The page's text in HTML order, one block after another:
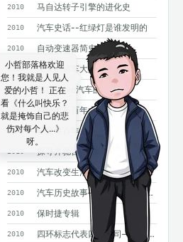
2010 马自达转子引擎的进化史
2010 汽车史话--红绿灯是谁发明的
2010 自动变速器简史
2010 未来的轿车大灯
2010 四款Volvo汽车的诞生
2010 福特汽车百年大事记
2010 菲亚特百年史
探寻奔驰百年基因--斯图加特奔驰总部采访手记
2010 汽车改变生活--汽车发明100年史话
2010 汽车历史故事——MPV风雨20年
2010 保时捷专辑
2010 四环标志代表四个公司——奥迪历史概述
小哲部落格欢迎
您！我就是人见人
爱的小哲！ 正在
看《什么叫快乐？
就是掩饰自己的悲
伤对每个人...》
呀。